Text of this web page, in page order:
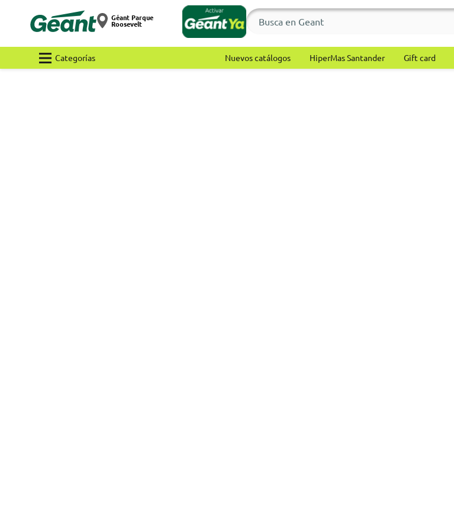
Géant Parque
Roosevelt
Categorías Nuevos catálogos HiperMas Santander Gift card